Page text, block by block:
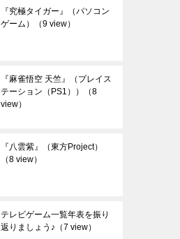
『究極タイガー』（パソコン
ゲーム）
（9 view）
『麻雀悟空 天竺』（プレイス
テーション（PS1））
（8
view）
『八雲紫』（東方Project）
（8 view）
テレビゲーム一覧年表を振り
返りましょう♪ （7 view）